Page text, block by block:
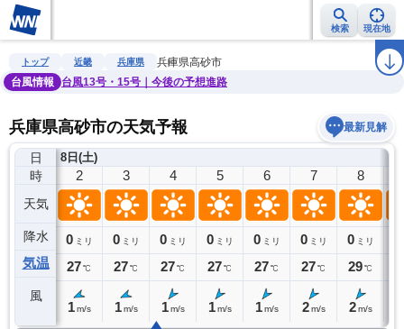
検索 現在地
雨雲レーダー 台風情報 地震情報 ラ
トップ 近畿 兵庫県
兵庫県高砂市
台風情報
台風13号・15号｜今後の予想進路
兵庫県高砂市の天気予報 最新見解
日
時
天気
降水
気温
風
8日(土)
1
0ミリ
27℃
2
0 ミリ
27℃
1 m/s
3
0 ミリ
27℃
1 m/s
4
0 ミリ
27℃
1 m/s
5
0 ミリ
27℃
1 m/s
6
0 ミリ
27℃
1 m/s
7
0 ミリ
27℃
2 m/s
8
0 ミリ
29℃
2 m/s